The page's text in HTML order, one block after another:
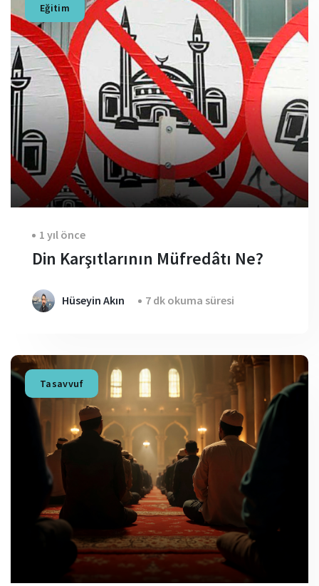
Eğitim
1 yıl önce
Din Karşıtlarının Müfredâtı Ne?
Hüseyin Akın 7 dk okuma süresi
Tasavvuf